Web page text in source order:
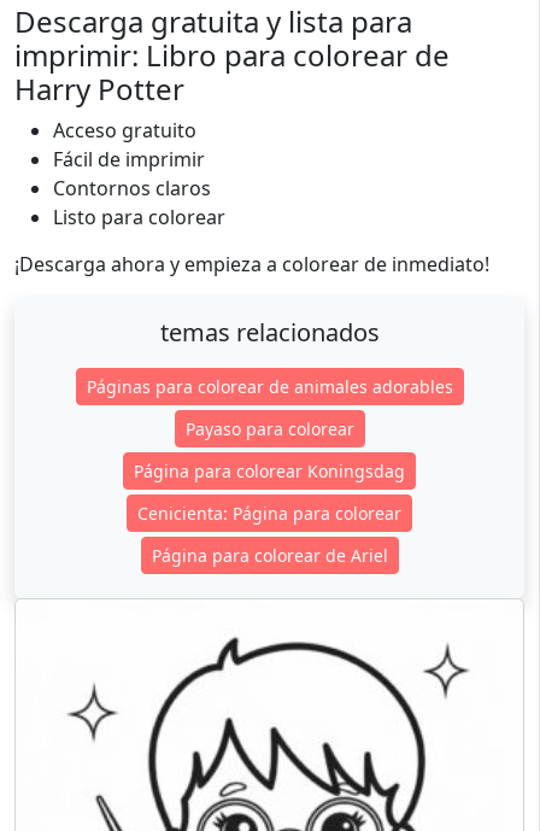
Descarga gratuita y lista para
imprimir: Libro para colorear de
Harry Potter
Acceso gratuito
Fácil de imprimir
Contornos claros
Listo para colorear
¡Descarga ahora y empieza a colorear de inmediato!
temas relacionados
Páginas para colorear de animales adorables
Payaso para colorear
Página para colorear Koningsdag
Cenicienta: Página para colorear
Página para colorear de Ariel